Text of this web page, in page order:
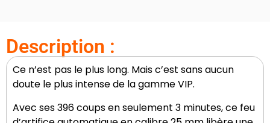
Description :
Ce n’est pas le plus long. Mais c’est sans aucun
doute le plus intense de la gamme VIP.
Avec ses 396 coups en seulement 3 minutes, ce feu